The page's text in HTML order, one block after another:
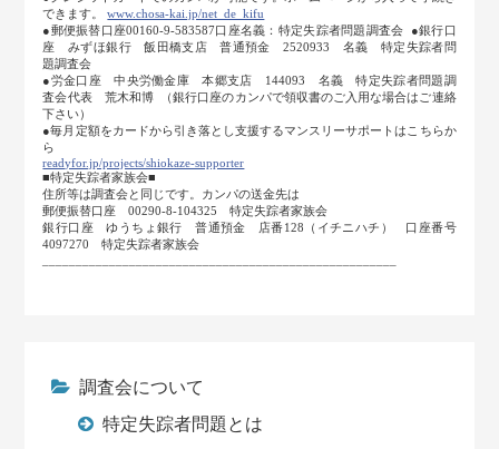
できます。www.chosa-kai.jp/net_de_kifu
●郵便振替口座00160-9-583587口座名義：特定失踪者問題調査会 ●銀行口
座 みずほ銀行 飯田橋支店 普通預金 2520933 名義 特定失踪者問
題調査会
●労金口座 中央労働金庫 本郷支店 144093 名義 特定失踪者問題調
査会代表 荒木和博 （銀行口座のカンパで領収書のご入用な場合はご連絡
下さい）
●毎月定額をカードから引き落とし支援するマンスリーサポートはこちらか
ら
readyfor.jp/projects/shiokaze-supporter
■特定失踪者家族会■
住所等は調査会と同じです。カンパの送金先は
郵便振替口座 00290-8-104325 特定失踪者家族会
銀行口座 ゆうちょ銀行 普通預金 店番128（イチニハチ） 口座番号
4097270 特定失踪者家族会
調査会について
特定失踪者問題とは